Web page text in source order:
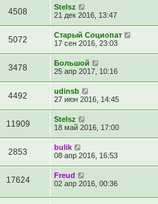
4508
Stelsz
21 дек 2016, 13:47
5072
Старый Социопат
17 сен 2016, 23:03
3478
Большой
25 апр 2017, 10:16
4492
udinsb
27 июн 2016, 14:45
11909
Stelsz
18 май 2016, 17:00
2853
bulik
08 апр 2016, 16:53
17624
Freud
02 апр 2016, 00:36